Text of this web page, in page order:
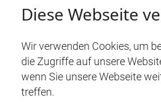
Kiwi auf
tolle grüne Wasserfarben
Diese Webseite
Wir verwenden Cookies, um
die Zugriffe auf unsere
wenn Sie unsere Webseite
treffen.